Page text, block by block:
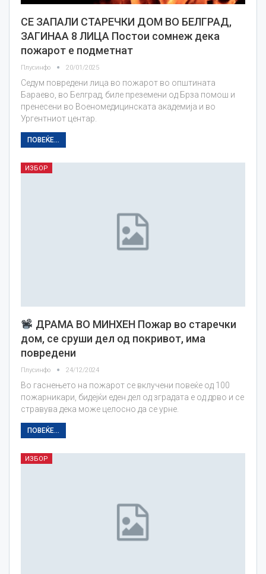
СЕ ЗАПАЛИ СТАРЕЧКИ ДОМ ВО БЕЛГРАД,
ЗАГИНАА 8 ЛИЦА Постои сомнеж дека
пожарот е подметнат
Плусинфо 20/01/2025
Седум повредени лица во пожарот во општината
Бараево, во Белград, биле преземени од Брза помош и
пренесени во Военомедицинската академија и во
Ургентниот центар.
ПОВЕЌЕ...
ИЗБОР
ДРАМА ВО МИНХЕН Пожар во старечки
дом, се сруши дел од покривот, има
повредени
Плусинфо 24/12/2024
Во гаснењето на пожарот се вклучени повеќе од 100
пожарникари, бидејќи еден дел од зградата е од дрво и се
стравува дека може целосно да се урне.
ПОВЕЌЕ...
ИЗБОР